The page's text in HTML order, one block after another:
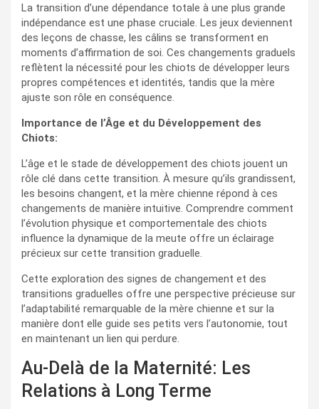
La transition d’une dépendance totale à une plus grande
indépendance est une phase cruciale. Les jeux deviennent
des leçons de chasse, les câlins se transforment en
moments d’affirmation de soi. Ces changements graduels
reflètent la nécessité pour les chiots de développer leurs
propres compétences et identités, tandis que la mère
ajuste son rôle en conséquence.
Importance de l’Âge et du Développement des
Chiots:
L’âge et le stade de développement des chiots jouent un
rôle clé dans cette transition. À mesure qu’ils grandissent,
les besoins changent, et la mère chienne répond à ces
changements de manière intuitive. Comprendre comment
l’évolution physique et comportementale des chiots
influence la dynamique de la meute offre un éclairage
précieux sur cette transition graduelle.
Cette exploration des signes de changement et des
transitions graduelles offre une perspective précieuse sur
l’adaptabilité remarquable de la mère chienne et sur la
manière dont elle guide ses petits vers l’autonomie, tout
en maintenant un lien qui perdure.
Au-Delà de la Maternité: Les
Relations à Long Terme